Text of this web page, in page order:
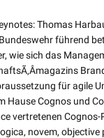
Thomas
führend
wie sich das
für agile
Hause Cognos und
vertretenen
novem,